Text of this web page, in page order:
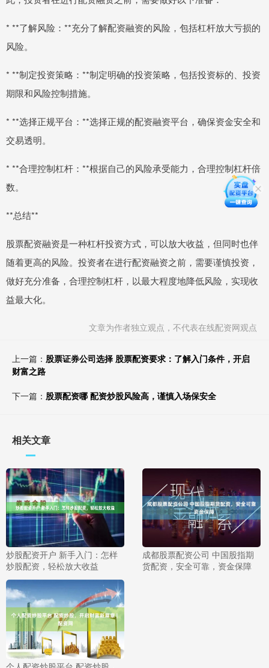
* **了解风险：**充分了解配资融资的风险，包括杠杆放大亏损的
风险。
* **制定投资策略：**制定明确的投资策略，包括投资标的、投资
期限和风险控制措施。
* **选择正规平台：**选择正规的配资融资平台，确保资金安全和
交易透明。
* **合理控制杠杆：**根据自己的风险承受能力，合理控制杠杆倍
数。
**总结**
股票配资融资是一种杠杆投资方式，可以放大收益，但同时也伴
随着更高的风险。投资者在进行配资融资之前，需要谨慎投资，
做好充分准备，合理控制杠杆，以最大程度地降低风险，实现收
益最大化。
文章为作者独立观点，不代表在线配资网观点
上一篇： 股票证券公司选择 股票配资要求：了解入门条件，开启
财富之路
下一篇： 股票配资哪 配资炒股风险高，谨慎入场保安全
相关文章
炒股配资开户 新手入门：怎样
炒股配资，轻松放大收益
成都股票配资公司 中国股指期
货配资，安全可靠，资金保障